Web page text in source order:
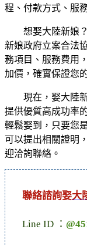
程、付款方式、服
想娶大陸新娘
新娘政府立案合法
務項目、服務費用
加價，確實保證您
現在，娶大陸
提供優質高成功率
輕鬆娶到，只要您
可以提出相關證明
迎洽詢聯絡。
聯絡諮詢娶大
Line ID ：